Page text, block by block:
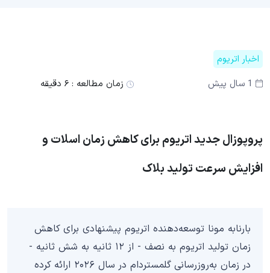
اخبار اتریوم
1 سال پیش
زمان مطالعه : ۶ دقیقه
پروپوزال جدید اتریوم برای کاهش زمان اسلات و
افزایش سرعت تولید بلاک
بارنابه مونا توسعه‌دهنده اتریوم پیشنهادی برای کاهش
زمان تولید اتریوم به نصف - از ۱۲ ثانیه به شش ثانیه -
در زمان به‌روزرسانی گلمستردام در سال ۲۰۲۶ ارائه کرده